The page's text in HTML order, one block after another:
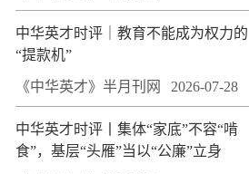
中华英才时评｜教育不能成为权力的
“提款机”
《中华英才》半月刊网 2026-07-28
中华英才时评丨集体“家底”不容“啃
食”，基层“头雁”当以“公廉”立身